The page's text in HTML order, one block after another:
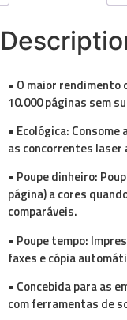
• O maior
10.000 páginas sem
• Ecológica:
as concorrentes laser
• Poupe dinheiro:
página) a cores
comparáveis.
• Poupe tempo:
faxes e cópia
• Concebida para as
com ferramentas de